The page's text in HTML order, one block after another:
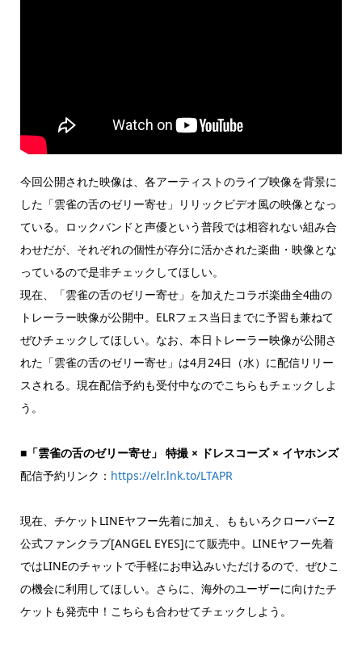
今回公開された映像は、各アーティストのライブ映像を背景に
した「雲雀の舌のゼリー寄せ」リリックビデオ風の映像となっ
ている。ロックバンドと声優という普段では相容れない組み合
わせだが、それぞれの個性が存分に活かされた楽曲・映像とな
っているので是非チェックしてほしい。
現在、「雲雀の舌のゼリー寄せ」を加えたコラボ楽曲全4曲の
トレーラー映像が公開中。ELRフェス当日までに予習も兼ねて
ぜひチェックしてほしい。なお、本日トレーラー映像が公開さ
れた「雲雀の舌のゼリー寄せ」は4月24日（水）に配信リリー
スされる。現在配信予約も受付中なのでこちらもチェックしよ
う。
■「雲雀の舌のゼリー寄せ」 特撮 × ドレスコーズ × イヤホンズ
配信予約リンク： https://elr.lnk.to/LTAPR
現在、チケットLINEヤフー先着に加え、ももいろクローバーZ
公式ファンクラブ[ANGEL EYES]にて販売中。LINEヤフー先着
ではLINEのチャットで手軽にお申込みいただけるので、ぜひこ
の機会に利用してほしい。さらに、海外のユーザーに向けたチ
ケットも発売中！こちらも合わせてチェックしよう。